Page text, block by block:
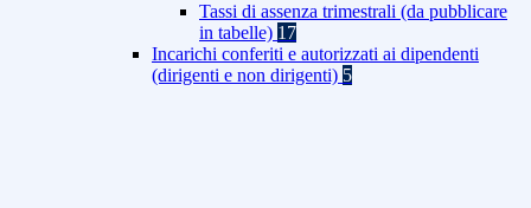
Tassi di assenza trimestrali (da pubblicare
in tabelle) 17
Incarichi conferiti e autorizzati ai dipendenti
(dirigenti e non dirigenti) 5